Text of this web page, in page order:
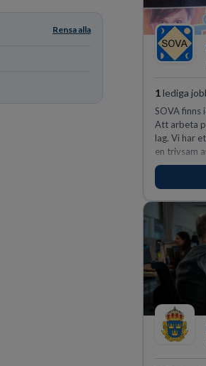
Rensa alla
1lediga
SOVA finns
Att arbeta
lag. Vi har
en trivsam
kunder
förväntas
ansvar och